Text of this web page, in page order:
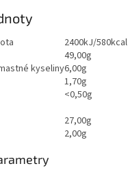
2400kJ/580kcal
49,00g
kyseliny6,00g
1,70g
<0,50g
27,00g
2,00g